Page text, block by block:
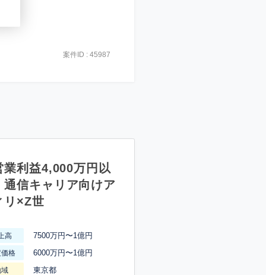
案件ID : 45987
業利益4,000万円以
通信キャリア向けア
リ×Z世
高 7500万円〜1億円
格 6000万円〜1億円
域 東京都